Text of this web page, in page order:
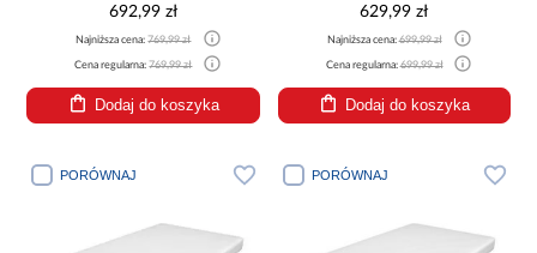
692,99 zł
Najniższa cena:769,99 zł
Cena regularna:769,99 zł
Dodaj do koszyka
629,99 zł
Najniższa cena:699,99 zł
Cena regularna:699,99 zł
Dodaj do koszyka
PORÓWNAJ PORÓWNAJ